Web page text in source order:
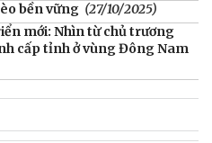
bền vững (27/10/2025)
mới: Nhìn từ chủ trương
cấp tỉnh ở vùng Đông Nam